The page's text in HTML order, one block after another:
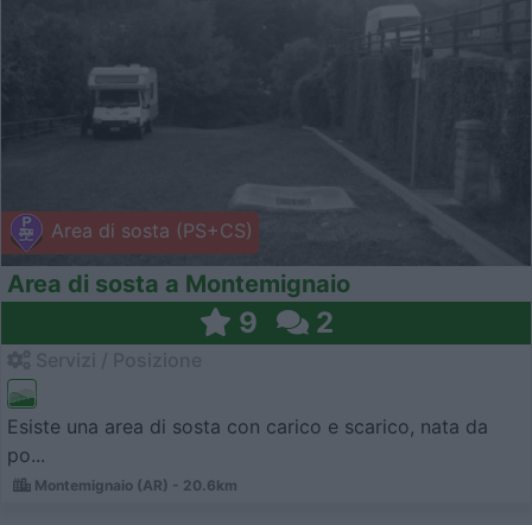
Area di sosta (PS+CS)
Area di sosta a Montemignaio
9 2
Esiste una area di sosta con carico e scarico, nata da
po...
Montemignaio (AR) - 20.6km